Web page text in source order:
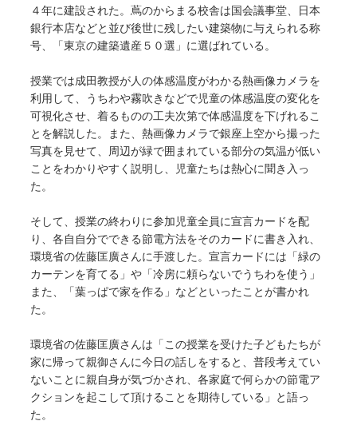
４年に建設された。蔦のからまる校舎は国会議事堂、日本
銀行本店などと並び後世に残したい建築物に与えられる称
号、「東京の建築遺産５０選」に選ばれている。
授業では成田教授が人の体感温度がわかる熱画像カメラを
利用して、うちわや霧吹きなどで児童の体感温度の変化を
可視化させ、着るものの工夫次第で体感温度を下げれるこ
とを解説した。また、熱画像カメラで銀座上空から撮った
写真を見せて、周辺が緑で囲まれている部分の気温が低い
ことをわかりやすく説明し、児童たちは熱心に聞き入っ
た。
そして、授業の終わりに参加児童全員に宣言カードを配
り、各自自分でできる節電方法をそのカードに書き入れ、
環境省の佐藤匡廣さんに手渡した。宣言カードには「緑の
カーテンを育てる」や「冷房に頼らないでうちわを使う」
また、「葉っぱで家を作る」などといったことが書かれ
た。
環境省の佐藤匡廣さんは「この授業を受けた子どもたちが
家に帰って親御さんに今日の話しをすると、普段考えてい
ないことに親自身が気づかされ、各家庭で何らかの節電ア
クションを起こして頂けることを期待している」と語っ
た。